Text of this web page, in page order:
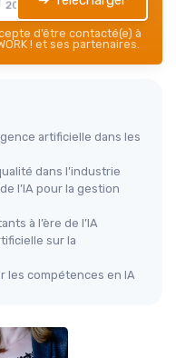
2026
d’être contacté(e) à
! et ses partenaires.
artificielle dans les
dans l’industrie
l’IA pour la gestion
à l’ère de l’IA
sur la
les compétences en IA